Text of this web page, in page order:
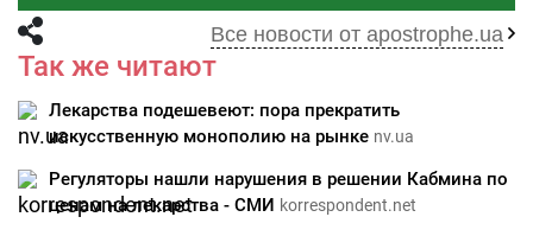
Все новости от apostrophe.ua
Так же читают
Лекарства подешевеют: пора прекратить
искусственную монополию на рынке nv.ua
Регуляторы нашли нарушения в решении Кабмина по
ценам на лекарства - СМИ korrespondent.net